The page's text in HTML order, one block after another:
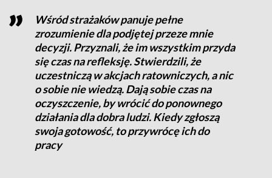
Wśród strażaków panuje pełne
zrozumienie dla podjętej przeze mnie
decyzji. Przyznali, że im wszystkim przyda
się czas na refleksję. Stwierdzili, że
uczestniczą w akcjach ratowniczych, a nic
o sobie nie wiedzą. Dają sobie czas na
oczyszczenie, by wrócić do ponownego
działania dla dobra ludzi. Kiedy zgłoszą
swoja gotowość, to przywrócę ich do
pracy